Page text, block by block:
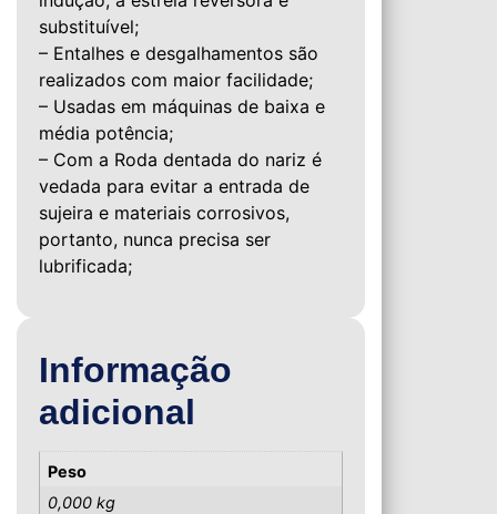
substituível;
– Entalhes e desgalhamentos são
realizados com maior facilidade;
– Usadas em máquinas de baixa e
média potência;
– Com a Roda dentada do nariz é
vedada para evitar a entrada de
sujeira e materiais corrosivos,
portanto, nunca precisa ser
lubrificada;
Informação
adicional
Peso
0,000 kg